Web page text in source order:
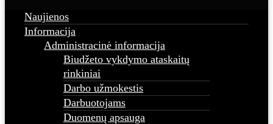
Naujienos
Informacija
Administracinė informacija
Biudžeto vykdymo ataskaitų
rinkiniai
Darbo užmokestis
Darbuotojams
Duomenų apsauga